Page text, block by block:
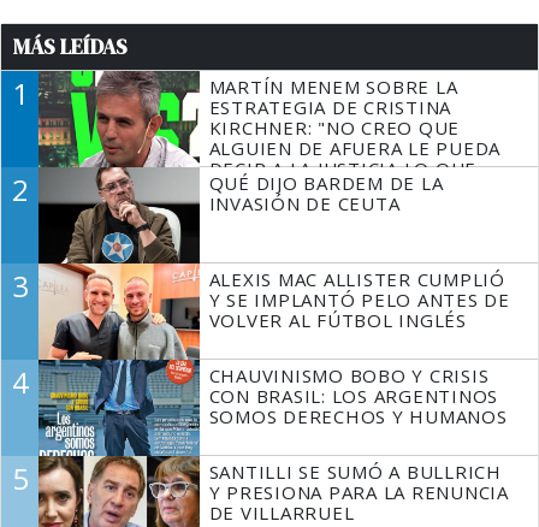
MÁS LEÍDAS
1
MARTÍN MENEM SOBRE LA
ESTRATEGIA DE CRISTINA
KIRCHNER: "NO CREO QUE
ALGUIEN DE AFUERA LE PUEDA
DECIR A LA JUSTICIA LO QUE
TIENE QUE HACER"
2
QUÉ DIJO BARDEM DE LA
INVASIÓN DE CEUTA
3
ALEXIS MAC ALLISTER CUMPLIÓ
Y SE IMPLANTÓ PELO ANTES DE
VOLVER AL FÚTBOL INGLÉS
4
CHAUVINISMO BOBO Y CRISIS
CON BRASIL: LOS ARGENTINOS
SOMOS DERECHOS Y HUMANOS
5
SANTILLI SE SUMÓ A BULLRICH
Y PRESIONA PARA LA RENUNCIA
DE VILLARRUEL